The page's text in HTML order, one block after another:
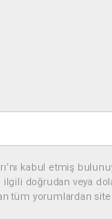
kabul etmiş
ilgili doğrudan veya
tüm yorumlardan